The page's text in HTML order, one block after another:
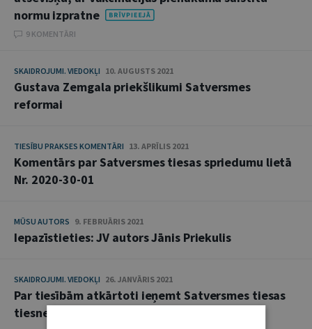
normu izpratne
9 KOMENTĀRI
SKAIDROJUMI. VIEDOKĻI 10. AUGUSTS 2021
Gustava Zemgala priekšlikumi Satversmes
reformai
TIESĪBU PRAKSES KOMENTĀRI 13. APRĪLIS 2021
Komentārs par Satversmes tiesas spriedumu lietā
Nr. 2020-30-01
MŪSU AUTORS 9. FEBRUĀRIS 2021
Iepazīstieties: JV autors Jānis Priekulis
SKAIDROJUMI. VIEDOKĻI 26. JANVĀRIS 2021
Par tiesībām atkārtoti ieņemt Satversmes tiesas
tiesneša amatu